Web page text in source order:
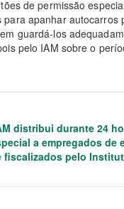
de permissão
para apanhar autocarros
guardá-los
pelo IAM sobre o
distribui durante 24
a empregados de
fiscalizados pelo